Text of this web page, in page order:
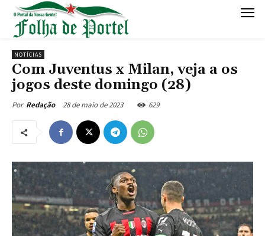
NOTÍCIAS
Com Juventus x Milan, veja a os
jogos deste domingo (28)
Por Redação 28 de maio de 2023 629